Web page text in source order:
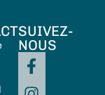
SUIVEZ-
NOUS